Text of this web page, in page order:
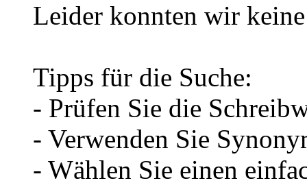
Leider konnten wir
Tipps für die Suche:
- Prüfen Sie die
- Verwenden Sie
- Wählen Sie einen